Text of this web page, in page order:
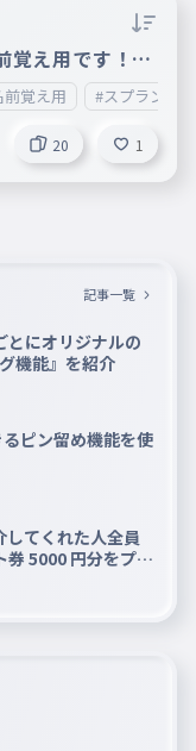
覚え用です！！
前覚え用 #スプランキ
20 1
記事一覧
にオリジナルの
機能』を紹介
ピン留め機能を使
てくれた人全員
5000 円分をプレ